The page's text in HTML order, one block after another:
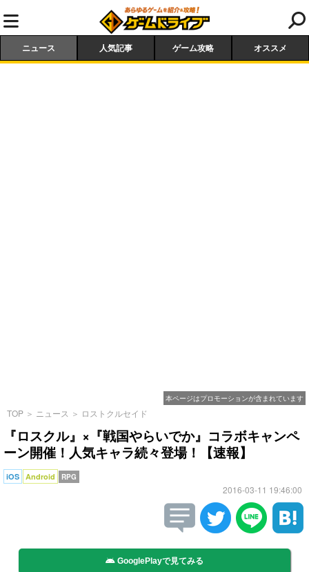
ニュース 人気記事 ゲーム攻略 オススメ
本ページはプロモーションが含まれています
TOP ＞ ニュース ＞ ロストクルセイド
『ロスクル』×『戦国やらいでか』コラボキャンペ
ーン開催！人気キャラ続々登場！【速報】
iOS Android RPG
2016-03-11 19:46:00
GooglePlayで見てみる